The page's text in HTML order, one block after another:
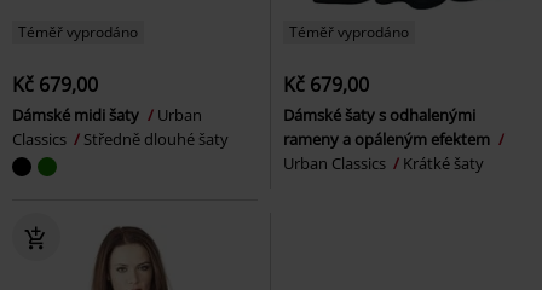
Téměř vyprodáno
Kč 679,00
Dámské midi šaty
Urban
Classics
Středně dlouhé šaty
Téměř vyprodáno
Kč 679,00
Dámské šaty s odhalenými
rameny a opáleným efektem
Urban Classics
Krátké šaty